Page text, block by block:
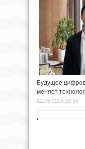
Будущее
меняет
12.06.2025 20:00